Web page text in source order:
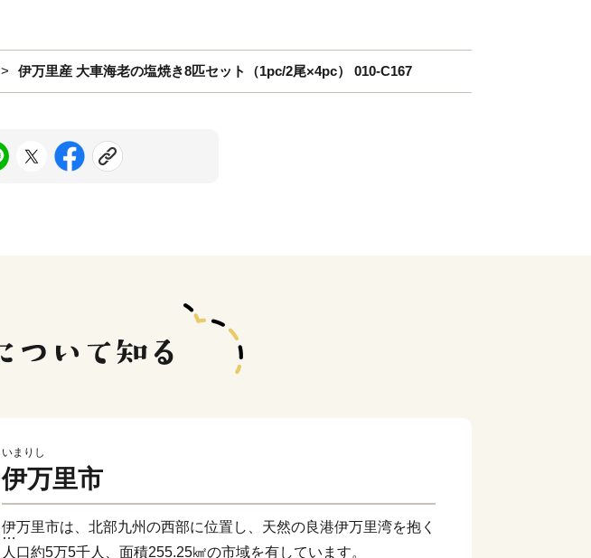
伊万里産 大車海老の塩焼き8匹セット（1pc/2尾×4pc） 010-C167
いまりし
伊万里市
伊万里市は、北部九州の西部に位置し、天然の良港伊万里湾を抱く
人口約5万5千人、面積255.25㎢の市域を有しています。